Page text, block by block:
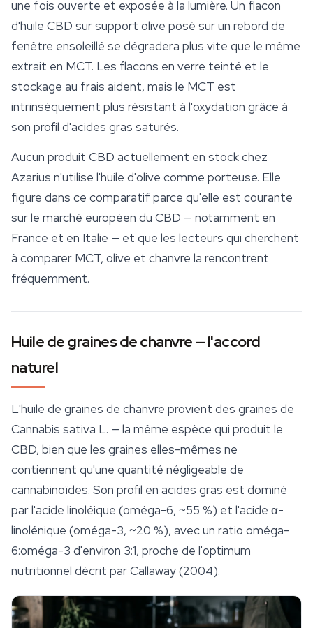
une fois ouverte et exposée à la lumière. Un flacon
d'huile CBD sur support olive posé sur un rebord de
fenêtre ensoleillé se dégradera plus vite que le même
extrait en MCT. Les flacons en verre teinté et le
stockage au frais aident, mais le MCT est
intrinsèquement plus résistant à l'oxydation grâce à
son profil d'acides gras saturés.
Aucun produit CBD actuellement en stock chez
Azarius n'utilise l'huile d'olive comme porteuse. Elle
figure dans ce comparatif parce qu'elle est courante
sur le marché européen du CBD — notamment en
France et en Italie — et que les lecteurs qui cherchent
à comparer MCT, olive et chanvre la rencontrent
fréquemment.
Huile de graines de chanvre — l'accord
naturel
L'huile de graines de chanvre provient des graines de
Cannabis sativa L. — la même espèce qui produit le
CBD, bien que les graines elles-mêmes ne
contiennent qu'une quantité négligeable de
cannabinoïdes. Son profil en acides gras est dominé
par l'acide linoléique (oméga-6, ~55 %) et l'acide α-
linolénique (oméga-3, ~20 %), avec un ratio oméga-
6:oméga-3 d'environ 3:1, proche de l'optimum
nutritionnel décrit par Callaway (2004).